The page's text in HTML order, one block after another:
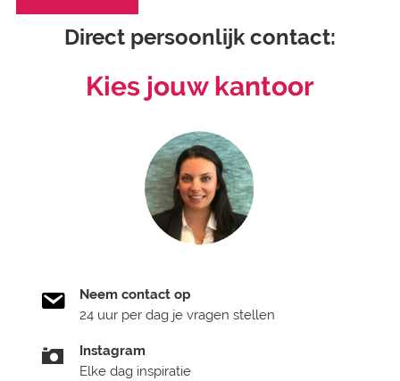
Direct persoonlijk contact:
Kies jouw kantoor
Neem contact op
24 uur per dag je vragen stellen
Instagram
Elke dag inspiratie